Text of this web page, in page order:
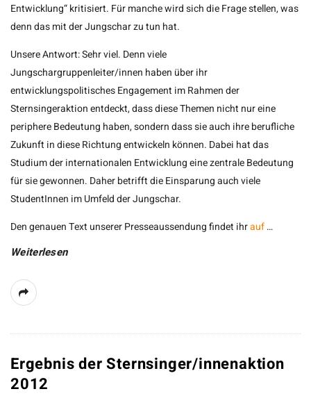
Entwicklung“ kritisiert. Für manche wird sich die Frage stellen, was
denn das mit der Jungschar zu tun hat.
Unsere Antwort: Sehr viel. Denn viele
Jungschargruppenleiter/innen haben über ihr
entwicklungspolitisches Engagement im Rahmen der
Sternsingeraktion entdeckt, dass diese Themen nicht nur eine
periphere Bedeutung haben, sondern dass sie auch ihre berufliche
Zukunft in diese Richtung entwickeln können. Dabei hat das
Studium der internationalen Entwicklung eine zentrale Bedeutung
für sie gewonnen. Daher betrifft die Einsparung auch viele
StudentInnen im Umfeld der Jungschar.
Den genauen Text unserer Presseaussendung findet ihrauf…
Weiterlesen
Ergebnis der Sternsinger/innenaktion
2012